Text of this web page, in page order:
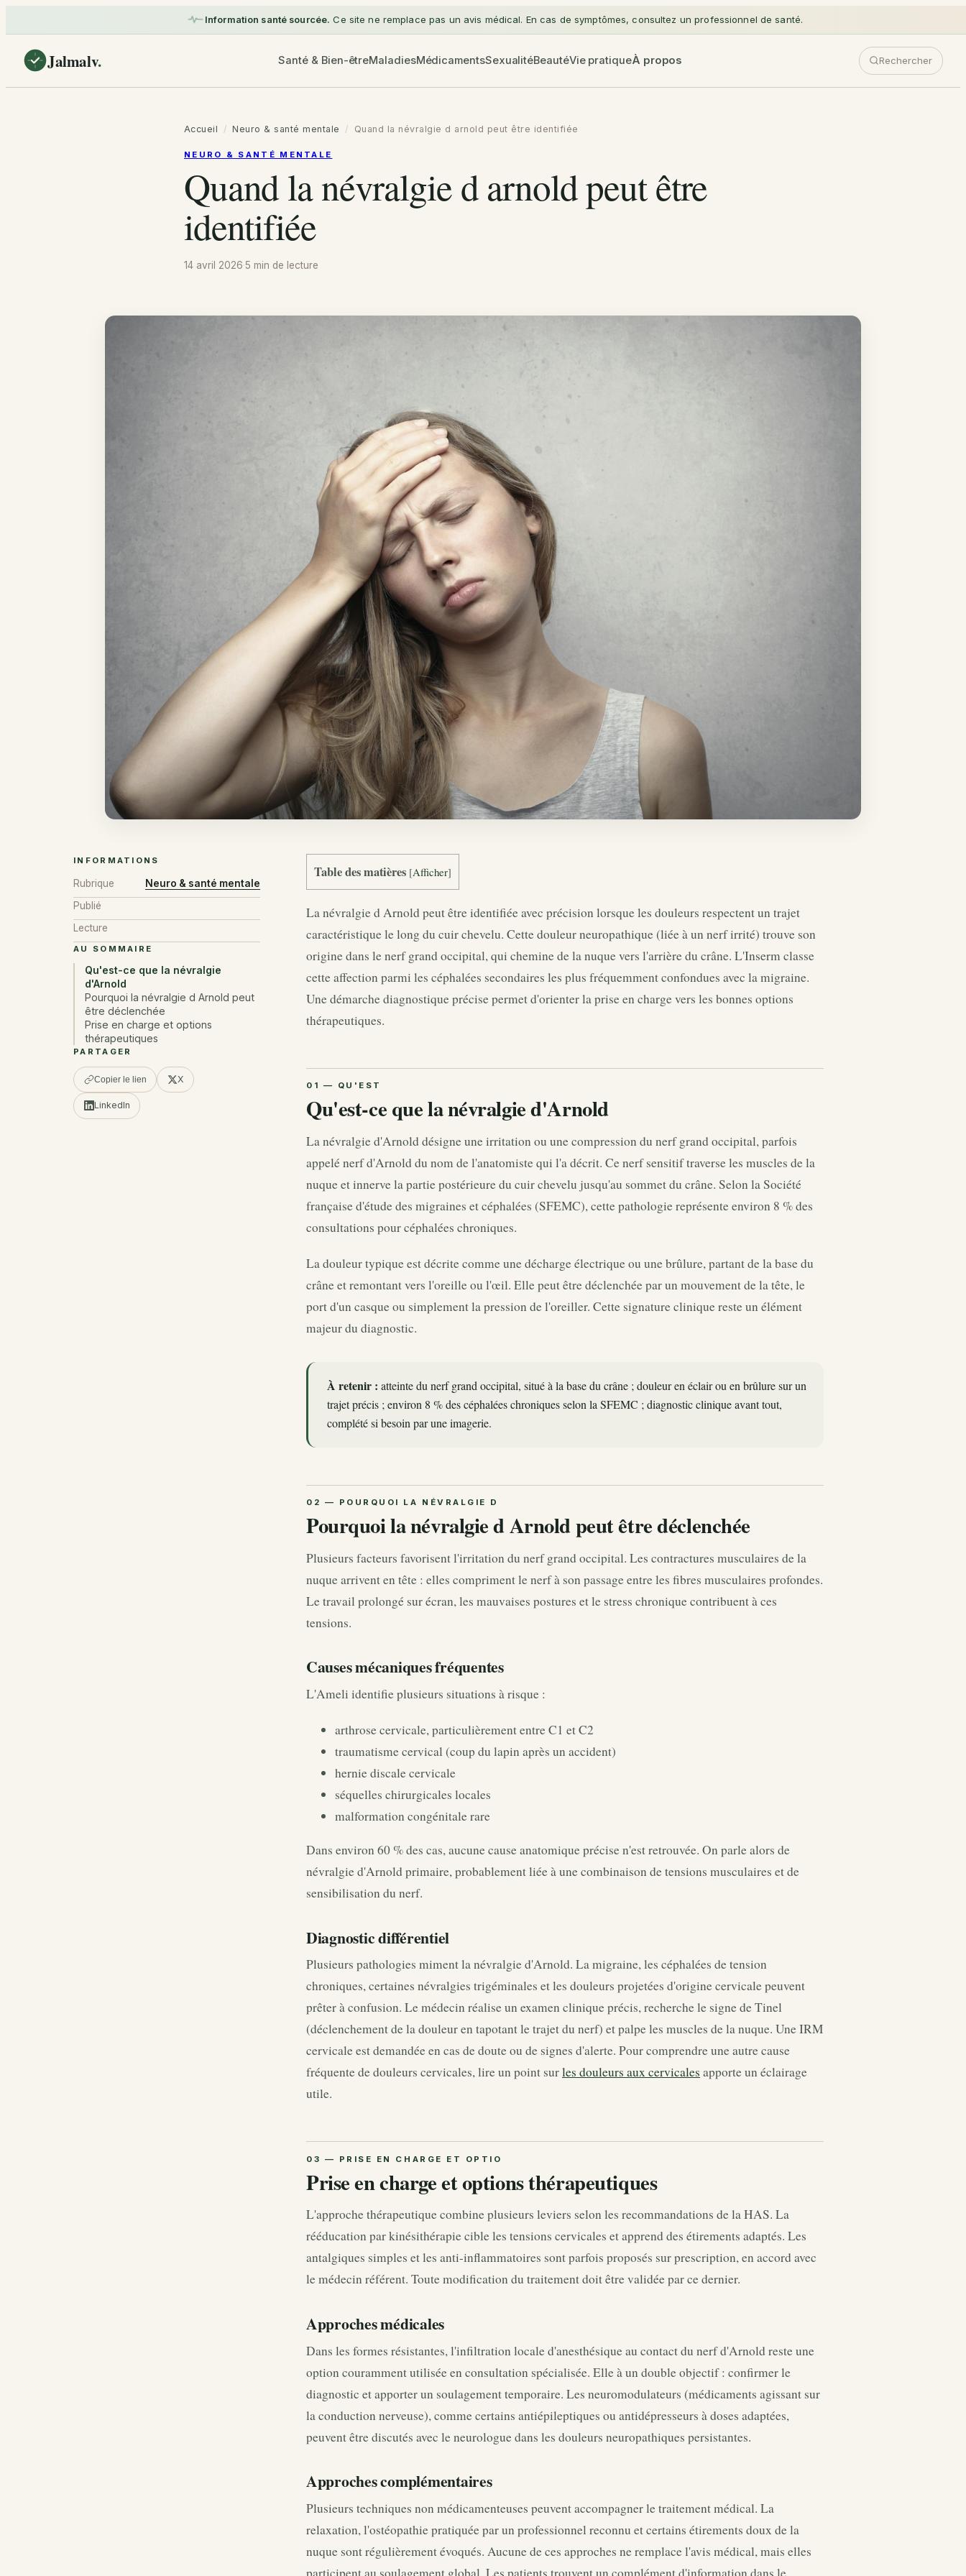
Information santé sourcée. Ce site ne remplace pas un avis médical. En cas de symptômes, consultez un professionnel de santé.
Jalmalv. Santé & Bien-êtreMaladiesMédicamentsSexualitéBeautéVie pratiqueÀ propos Rechercher
Accueil / Neuro & santé mentale / Quand la névralgie d arnold peut être identifiée
NEURO & SANTÉ MENTALE
Quand la névralgie d arnold peut être
identifiée
14 avril 2026·5 min de lecture
INFORMATIONS
Rubrique
Neuro & santé mentale
Publié
Lecture
AU SOMMAIRE
Qu'est-ce que la névralgie
d'Arnold
Pourquoi la névralgie d Arnold peut
être déclenchée
Prise en charge et options
thérapeutiques
PARTAGER
Copier le lien X
LinkedIn
Table des matières [Afficher]
La névralgie d Arnold peut être identifiée avec précision lorsque les douleurs respectent un trajet
caractéristique le long du cuir chevelu. Cette douleur neuropathique (liée à un nerf irrité) trouve son
origine dans le nerf grand occipital, qui chemine de la nuque vers l'arrière du crâne. L'Inserm classe
cette affection parmi les céphalées secondaires les plus fréquemment confondues avec la migraine.
Une démarche diagnostique précise permet d'orienter la prise en charge vers les bonnes options
thérapeutiques.
Qu'est-ce que la névralgie d'Arnold
La névralgie d'Arnold désigne une irritation ou une compression du nerf grand occipital, parfois
appelé nerf d'Arnold du nom de l'anatomiste qui l'a décrit. Ce nerf sensitif traverse les muscles de la
nuque et innerve la partie postérieure du cuir chevelu jusqu'au sommet du crâne. Selon la Société
française d'étude des migraines et céphalées (SFEMC), cette pathologie représente environ 8 % des
consultations pour céphalées chroniques.
La douleur typique est décrite comme une décharge électrique ou une brûlure, partant de la base du
crâne et remontant vers l'oreille ou l'œil. Elle peut être déclenchée par un mouvement de la tête, le
port d'un casque ou simplement la pression de l'oreiller. Cette signature clinique reste un élément
majeur du diagnostic.
À retenir : atteinte du nerf grand occipital, situé à la base du crâne ; douleur en éclair ou en brûlure sur un
trajet précis ; environ 8 % des céphalées chroniques selon la SFEMC ; diagnostic clinique avant tout,
complété si besoin par une imagerie.
Pourquoi la névralgie d Arnold peut être déclenchée
Plusieurs facteurs favorisent l'irritation du nerf grand occipital. Les contractures musculaires de la
nuque arrivent en tête : elles compriment le nerf à son passage entre les fibres musculaires profondes.
Le travail prolongé sur écran, les mauvaises postures et le stress chronique contribuent à ces
tensions.
Causes mécaniques fréquentes
L'Ameli identifie plusieurs situations à risque :
arthrose cervicale, particulièrement entre C1 et C2
traumatisme cervical (coup du lapin après un accident)
hernie discale cervicale
séquelles chirurgicales locales
malformation congénitale rare
Dans environ 60 % des cas, aucune cause anatomique précise n'est retrouvée. On parle alors de
névralgie d'Arnold primaire, probablement liée à une combinaison de tensions musculaires et de
sensibilisation du nerf.
Diagnostic différentiel
Plusieurs pathologies miment la névralgie d'Arnold. La migraine, les céphalées de tension
chroniques, certaines névralgies trigéminales et les douleurs projetées d'origine cervicale peuvent
prêter à confusion. Le médecin réalise un examen clinique précis, recherche le signe de Tinel
(déclenchement de la douleur en tapotant le trajet du nerf) et palpe les muscles de la nuque. Une IRM
cervicale est demandée en cas de doute ou de signes d'alerte. Pour comprendre une autre cause
fréquente de douleurs cervicales, lire un point surles douleurs aux cervicales apporte un éclairage
utile.
Prise en charge et options thérapeutiques
L'approche thérapeutique combine plusieurs leviers selon les recommandations de la HAS. La
rééducation par kinésithérapie cible les tensions cervicales et apprend des étirements adaptés. Les
antalgiques simples et les anti-inflammatoires sont parfois proposés sur prescription, en accord avec
le médecin référent. Toute modification du traitement doit être validée par ce dernier.
Approches médicales
Dans les formes résistantes, l'infiltration locale d'anesthésique au contact du nerf d'Arnold reste une
option couramment utilisée en consultation spécialisée. Elle à un double objectif : confirmer le
diagnostic et apporter un soulagement temporaire. Les neuromodulateurs (médicaments agissant sur
la conduction nerveuse), comme certains antiépileptiques ou antidépresseurs à doses adaptées,
peuvent être discutés avec le neurologue dans les douleurs neuropathiques persistantes.
Approches complémentaires
Plusieurs techniques non médicamenteuses peuvent accompagner le traitement médical. La
relaxation, l'ostéopathie pratiquée par un professionnel reconnu et certains étirements doux de la
nuque sont régulièrement évoqués. Aucune de ces approches ne remplace l'avis médical, mais elles
participent au soulagement global. Les patients trouvent un complément d'information dans le